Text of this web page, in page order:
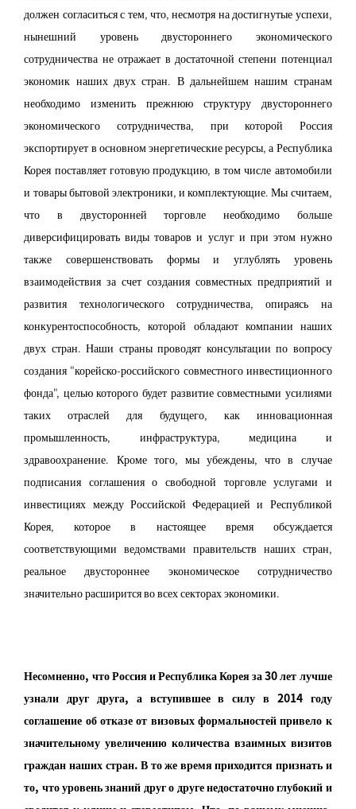
должен согласиться с тем, что, несмотря на достигнутые успехи,
нынешний уровень двустороннего экономического
сотрудничества не отражает в достаточной степени потенциал
экономик наших двух стран. В дальнейшем нашим странам
необходимо изменить прежнюю структуру двустороннего
экономического сотрудничества, при которой Россия
экспортирует в основном энергетические ресурсы, а Республика
Корея поставляет готовую продукцию, в том числе автомобили
и товары бытовой электроники, и комплектующие. Мы считаем,
что в двусторонней торговле необходимо больше
диверсифицировать виды товаров и услуг и при этом нужно
также совершенствовать формы и углублять уровень
взаимодействия за счет создания совместных предприятий и
развития технологического сотрудничества, опираясь на
конкурентоспособность, которой обладают компании наших
двух стран. Наши страны проводят консультации по вопросу
создания "корейско-российского совместного инвестиционного
фонда", целью которого будет развитие совместными усилиями
таких отраслей для будущего, как инновационная
промышленность, инфраструктура, медицина и
здравоохранение. Кроме того, мы убеждены, что в случае
подписания соглашения о свободной торговле услугами и
инвестициях между Российской Федерацией и Республикой
Корея, которое в настоящее время обсуждается
соответствующими ведомствами правительств наших стран,
реальное двустороннее экономическое сотрудничество
значительно расширится во всех секторах экономики.
Несомненно, что Россия и Республика Корея за 30 лет лучше
узнали друг друга, а вступившее в силу в 2014 году
соглашение об отказе от визовых формальностей привело к
значительному увеличению количества взаимных визитов
граждан наших стран. В то же время приходится признать и
то, что уровень знаний друг о друге недостаточно глубокий и